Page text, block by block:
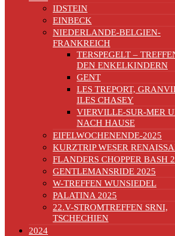
IDSTEIN
EINBECK
NIEDERLANDE-BELGIEN-
FRANKREICH
TERSPEGELT –
DEN ENKELKINDERN
GENT
LES TREPORT,
ILES CHASEY
VIERVILLE-SUR-MER
NACH HAUSE
EIFELWOCHENENDE-2025
KURZTRIP WESER
FLANDERS CHOPPER BASH
GENTLEMANSRIDE 2025
W-TREFFEN WUNSIEDEL
PALATINA 2025
22.V-STROMTREFFEN SRNI,
TSCHECHIEN
2024